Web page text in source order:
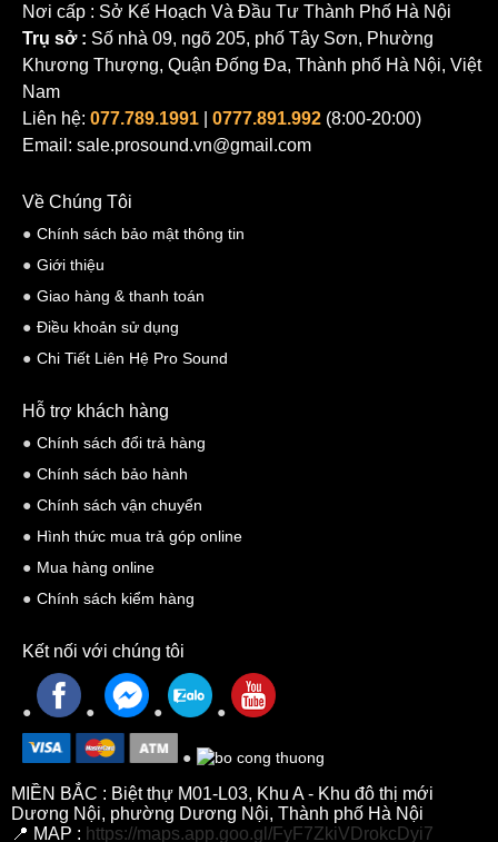
Nơi cấp : Sở Kế Hoạch Và Đầu Tư Thành Phố Hà Nội
Trụ sở : Số nhà 09, ngõ 205, phố Tây Sơn, Phường
Khương Thượng, Quận Đống Đa, Thành phố Hà Nội, Việt
Nam
Liên hệ: 077.789.1991 0777.891.992 (8:00-20:00)
Email: sale.prosound.vn@gmail.com
Về Chúng Tôi
Chính sách bảo mật thông tin
Giới thiệu
Giao hàng & thanh toán
Điều khoản sử dụng
Chi Tiết Liên Hệ Pro Sound
Hỗ trợ khách hàng
Chính sách đổi trả hàng
Chính sách bảo hành
Chính sách vận chuyển
Hình thức mua trả góp online
Mua hàng online
Chính sách kiểm hàng
Kết nối với chúng tôi
MIỀN BẮC : Biệt thự M01-L03, Khu A - Khu đô thị mới
Dương Nội, phường Dương Nội, Thành phố Hà Nội
📍 MAP : https://maps.app.goo.gl/FyF7ZkiVDrokcDyi7